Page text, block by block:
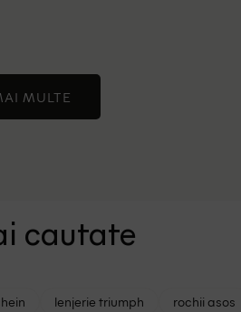
MULTE
cautate
lenjerie triumph rochii asos